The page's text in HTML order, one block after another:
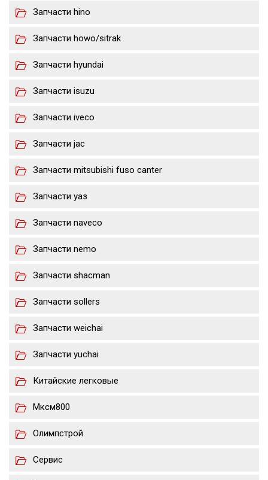
Запчасти hino
Запчасти howo/sitrak
Запчасти hyundai
Запчасти isuzu
Запчасти iveco
Запчасти jac
Запчасти mitsubishi fuso canter
Запчасти уаз
Запчасти naveco
Запчасти nemo
Запчасти shacman
Запчасти sollers
Запчасти weichai
Запчасти yuchai
Китайские легковые
Мксм800
Олимпстрой
Сервис